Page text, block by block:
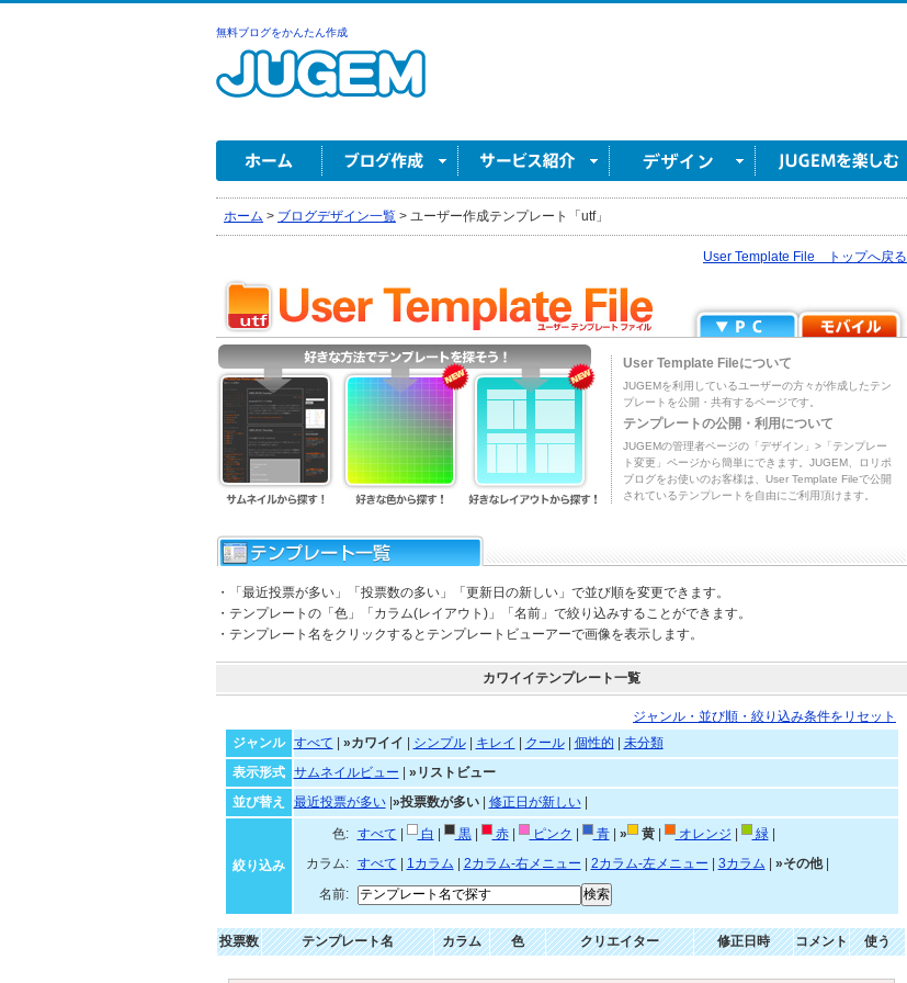
無料ブログをかんたん作成
ホーム > ブログデザイン一覧 > ユーザー作成テンプレート「utf」
User Template File トップへ戻る
User Template Fileについて
JUGEMを利用しているユーザーの方々が作成したテン
プレートを公開・共有するページです。
テンプレートの公開・利用について
JUGEMの管理者ページの「デザイン」>「テンプレー
ト変更」ページから簡単にできます。JUGEM、ロリポ
ブログをお使いのお客様は、User Template Fileで公開
されているテンプレートを自由にご利用頂けます。
・「最近投票が多い」「投票数の多い」「更新日の新しい」で並び順を変更できます。
・テンプレートの「色」「カラム(レイアウト)」「名前」で絞り込みすることができます。
・テンプレート名をクリックするとテンプレートビューアーで画像を表示します。
カワイイテンプレート一覧
ジャンル・並び順・絞り込み条件をリセット
ジャンル
すべて »カワイイ シンプル| キレイ クール| 個性的
未分類
表示形式
サムネイルビュー
»リストビュー
並び替え
最近投票が多い| »投票数が多い| 修正日が新しい|
絞り込み
色: すべて 白 黒| 赤| ピンク 青| » 黄| オレンジ 緑|
カラム:
すべて 1カラム 2カラム-右メニュー 2カラム-左メニュー 3カラム »その他|
名前:
投票数 テンプレート名 カラム 色 クリエイター 修正日時 コメント 使う